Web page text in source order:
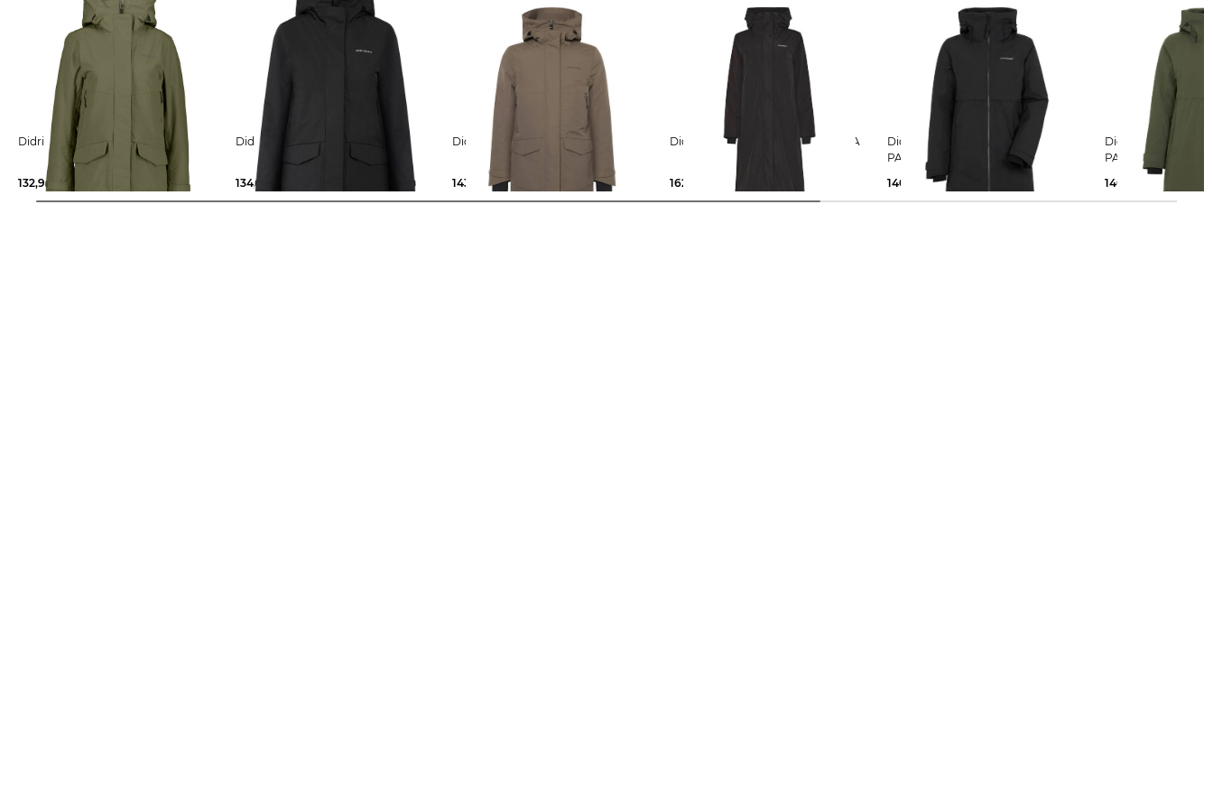
Didriksons | Damen Parka
132,95 € 134,99 € 143,99 €
Didriksons | Damen Parka SELINA
162,99 € 280,00 €
Didriksons | Damen Parka HELLE
PARKA 6
140,65 €
230,00 €
Didriksons | Damen Parka HELLE
PARKA 6
140,65 €
230,00 €